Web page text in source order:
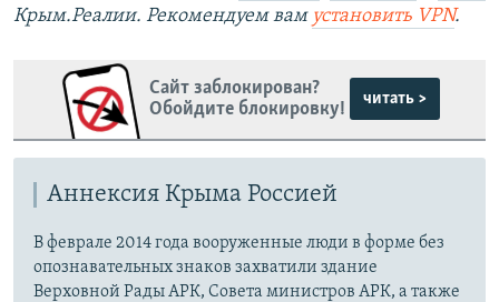
Крым.Реалии. Рекомендуем вам установить VPN.
Сайт заблокирован?
Обойдите блокировку!
читать >
Аннексия Крыма Россией
В феврале 2014 года вооруженные люди в форме без
опознавательных знаков захватили здание
Верховной Рады АРК, Совета министров АРК, а также